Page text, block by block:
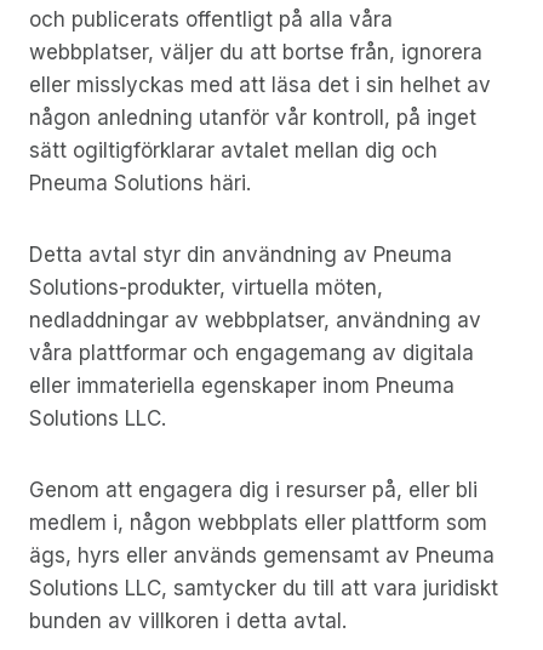
och publicerats offentligt på alla våra
webbplatser, väljer du att bortse från, ignorera
eller misslyckas med att läsa det i sin helhet av
någon anledning utanför vår kontroll, på inget
sätt ogiltigförklarar avtalet mellan dig och
Pneuma Solutions häri.
Detta avtal styr din användning av Pneuma
Solutions-produkter, virtuella möten,
nedladdningar av webbplatser, användning av
våra plattformar och engagemang av digitala
eller immateriella egenskaper inom Pneuma
Solutions LLC.
Genom att engagera dig i resurser på, eller bli
medlem i, någon webbplats eller plattform som
ägs, hyrs eller används gemensamt av Pneuma
Solutions LLC, samtycker du till att vara juridiskt
bunden av villkoren i detta avtal.